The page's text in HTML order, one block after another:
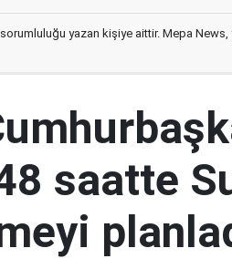
yazan kişiye aittir. Mepa
saatte